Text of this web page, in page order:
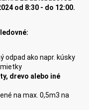
od 8:30 - do 12:00.
odpad ako napr. kúsky
drevo alebo iné
na max. 0,5m3 na